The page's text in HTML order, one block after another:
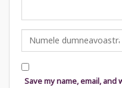
Save my name, email,